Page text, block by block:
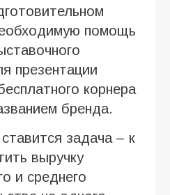
помощь
презентации
корнера
бренда.
задача – к
выручку
и среднего